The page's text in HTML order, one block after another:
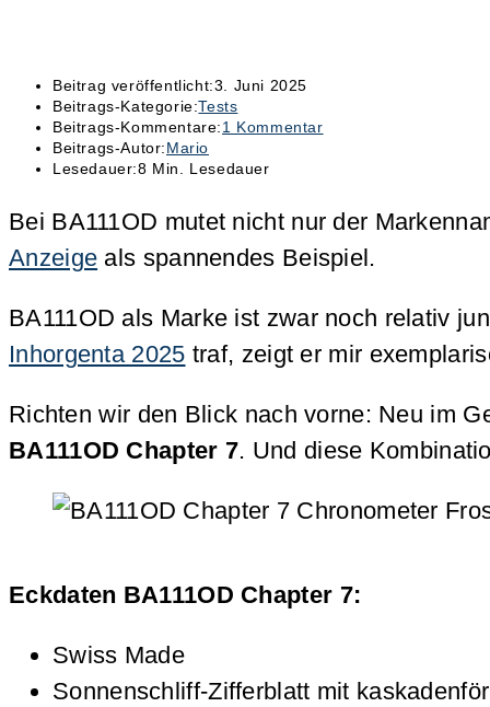
Beitrag veröffentlicht:3. Juni 2025
Beitrags-Kategorie:Tests
Beitrags-Kommentare:1 Kommentar
Beitrags-Autor:Mario
Lesedauer:8 Min. Lesedauer
Bei BA111OD mutet nicht nur der
Anzeige als spannendes Beispiel.
BA111OD als Marke ist zwar noch relativ
Inhorgenta 2025 traf, zeigt er mir
Richten wir den Blick nach vorne: Neu im
BA111OD Chapter 7. Und diese
Eckdaten BA111OD Chapter 7:
Swiss Made
Sonnenschliff-Zifferblatt mit